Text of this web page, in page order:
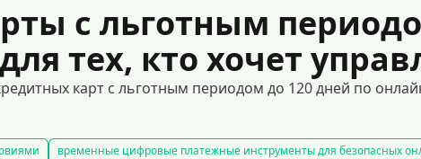
с льготным
тех, кто хочет
карт с льготным периодом до 120 дней по
временные цифровые платежные инструменты для безопасных